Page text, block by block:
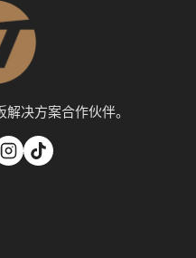
决方案合作伙伴。